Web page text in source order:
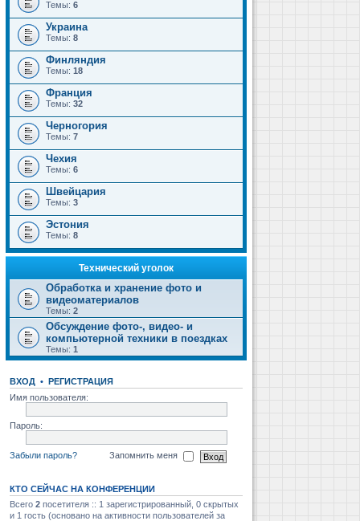
Темы: 6
Украина
Темы: 8
Финляндия
Темы: 18
Франция
Темы: 32
Черногория
Темы: 7
Чехия
Темы: 6
Швейцария
Темы: 3
Эстония
Темы: 8
Технический уголок
Обработка и хранение фото и
видеоматериалов
Темы: 2
Обсуждение фото-, видео- и
компьютерной техники в поездках
Темы: 1
ВХОД • РЕГИСТРАЦИЯ
Имя пользователя:
Пароль:
Забыли пароль? Запомнить меня
КТО СЕЙЧАС НА КОНФЕРЕНЦИИ
Всего 2 посетителя :: 1 зарегистрированный, 0 скрытых
и 1 гость (основано на активности пользователей за